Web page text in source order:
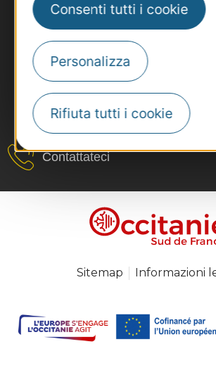
Consenti tutti i cookie
Personalizza
Rifiuta tutti i cookie
#VoyageOccitanie
Contattateci
Sitemap Informazioni